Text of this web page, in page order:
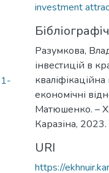
investment
Разумкова,
інвестицій в
економічні
Матюшенко. –
Каразіна,
URI
https://